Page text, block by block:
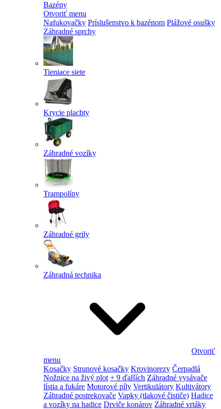
Bazény
Otvoriť menu
Nafukovačky Príslušenstvo k bazénom Plážové osušky
Záhradné sprchy
Tieniace siete
Krycie plachty
Záhradné vozíky
Trampolíny
Záhradné grily
Záhradná technika
Otvoriť
menu
Kosačky Strunové kosačky Krovinorezy Čerpadlá
Nožnice na živý plot + 9 ďalších Záhradné vysávače
lístia a fukáre Motorové píly Vertikulátory Kultivátory
Záhradné postrekovače Vapky (tlakové čističe) Hadice
a vozíky na hadice Drviče konárov Záhradné vrtáky